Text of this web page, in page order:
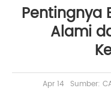
Pentingnya
Alami
Apr 14 Sumber: